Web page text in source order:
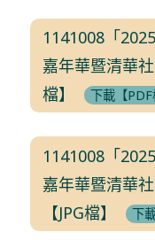
1141008「
嘉年華暨清華
檔】
下載【PDF
1141008「
嘉年華暨清華
【JPG檔】
下